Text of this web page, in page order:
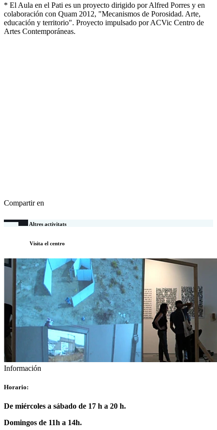
* El Aula en el Pati es un proyecto dirigido por Alfred Porres y en
colaboración con Quam 2012, "Mecanismos de Porosidad. Arte,
educación y territorio". Proyecto impulsado por ACVic Centro de
Artes Contemporáneas.
Compartir en
Altres activitats
Visita el centro
Información
Horario:
De miércoles a sábado de 17 h a 20 h.
Domingos de 11h a 14h.